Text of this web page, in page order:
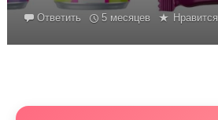
Ответить 5 месяцев Нравится